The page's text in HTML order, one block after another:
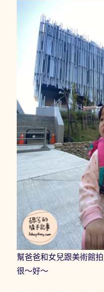
幫爸爸和女兒跟美術館
很～好～